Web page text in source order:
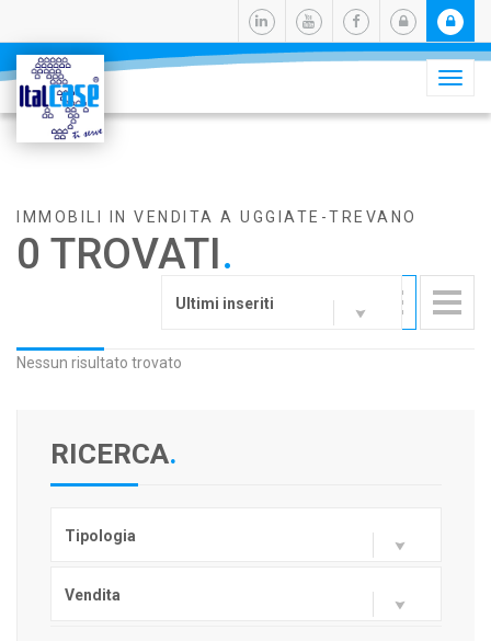
IMMOBILI IN VENDITA A UGGIATE-TREVANO
0 TROVATI.
Ultimi inseriti
Nessun risultato trovato
RICERCA.
Tipologia
Vendita